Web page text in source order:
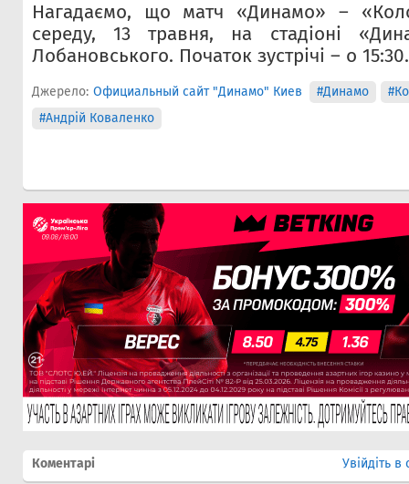
Нагадаємо, що матч «Динамо» –
середу, 13 травня, на стадіоні
Лобановського. Початок зустрічі – о 15:30.
Джерело: Официальный сайт "Динамо" Киев #Динамо
#Андрій Коваленко
Коментарі Увійдіть в